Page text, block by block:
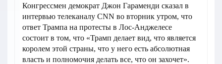
Конгрессмен демократ Джон Гараменди сказал в
интервью телеканалу CNN во вторник утром, что
ответ Трампа на протесты в Лос-Анджелесе
состоит в том, что «Трамп делает вид, что является
королем этой страны, что у него есть абсолютная
власть и полномочия делать все, что он захочет».